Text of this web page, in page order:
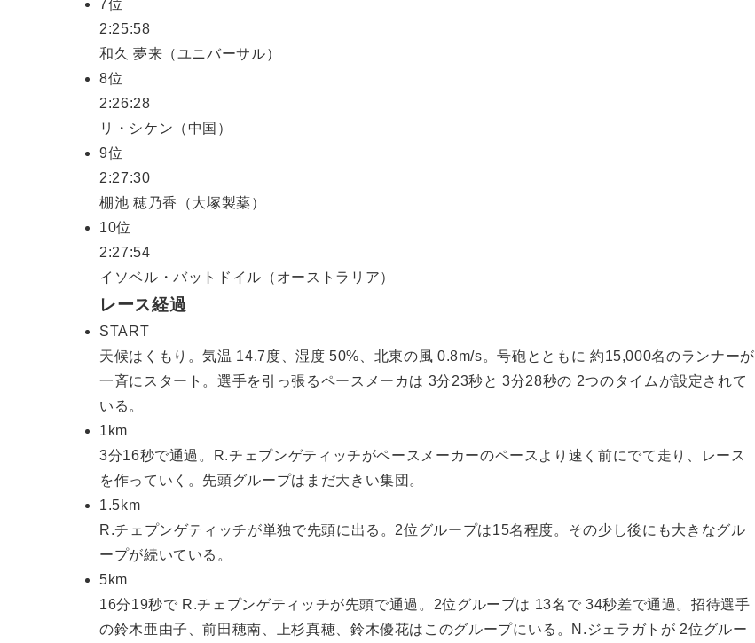
7位
2:25:58
和久 夢来（ユニバーサル）
8位
2:26:28
リ・シケン（中国）
9位
2:27:30
棚池 穂乃香（大塚製薬）
10位
2:27:54
イソベル・バットドイル（オーストラリア）
レース経過
START
天候はくもり。気温 14.7度、湿度 50%、北東の風 0.8m/s。号砲とともに 約15,000名のランナーが
一斉にスタート。選手を引っ張るペースメーカは 3分23秒と 3分28秒の 2つのタイムが設定されて
いる。
1km
3分16秒で通過。R.チェプンゲティッチがペースメーカーのペースより速く前にでて走り、レース
を作っていく。先頭グループはまだ大きい集団。
1.5km
R.チェプンゲティッチが単独で先頭に出る。2位グループは15名程度。その少し後にも大きなグル
ープが続いている。
5km
16分19秒で R.チェプンゲティッチが先頭で通過。2位グループは 13名で 34秒差で通過。招待選手
の鈴木亜由子、前田穂南、上杉真穂、鈴木優花はこのグループにいる。N.ジェラガトが 2位グルー